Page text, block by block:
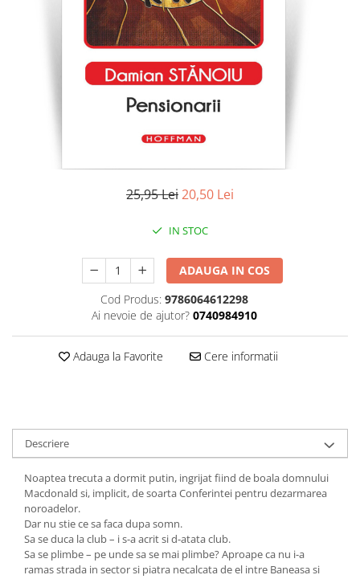
Publicistica / Reportaje / Interviuri
Sociologie si filozofie
25,95 Lei20,50 Lei
IN STOC
ADAUGA IN COS
Cod Produs: 9786064612298
Ai nevoie de ajutor? 0740984910
Adauga la Favorite Cere informatii
Descriere
Noaptea trecuta a dormit putin, ingrijat fiind de boala domnului
Macdonald si, implicit, de soarta Conferintei pentru dezarmarea
noroadelor.
Dar nu stie ce sa faca dupa somn.
Sa se duca la club – i s-a acrit si d-atata club.
Sa se plimbe – pe unde sa se mai plimbe? Aproape ca nu i-a
ramas strada in sector si piatra necalcata de el intre Baneasa si